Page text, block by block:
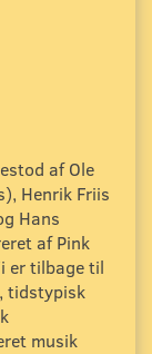
af Ole
Henrik Friis
Hans
af Pink
er tilbage til
tidstypisk
musik